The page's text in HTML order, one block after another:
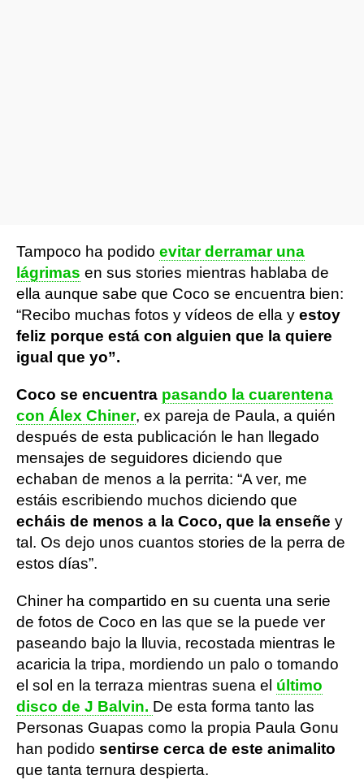
Tampoco ha podido evitar derramar una
lágrimas en sus stories mientras hablaba de
ella aunque sabe que Coco se encuentra bien:
“Recibo muchas fotos y vídeos de ella y estoy
feliz porque está con alguien que la quiere
igual que yo”.
Coco se encuentra pasando la cuarentena
con Álex Chiner, ex pareja de Paula, a quién
después de esta publicación le han llegado
mensajes de seguidores diciendo que
echaban de menos a la perrita: “A ver, me
estáis escribiendo muchos diciendo que
echáis de menos a la Coco, que la enseñe y
tal. Os dejo unos cuantos stories de la perra de
estos días”.
Chiner ha compartido en su cuenta una serie
de fotos de Coco en las que se la puede ver
paseando bajo la lluvia, recostada mientras le
acaricia la tripa, mordiendo un palo o tomando
el sol en la terraza mientras suena el último
disco de J Balvin. De esta forma tanto las
Personas Guapas como la propia Paula Gonu
han podido sentirse cerca de este animalito
que tanta ternura despierta.